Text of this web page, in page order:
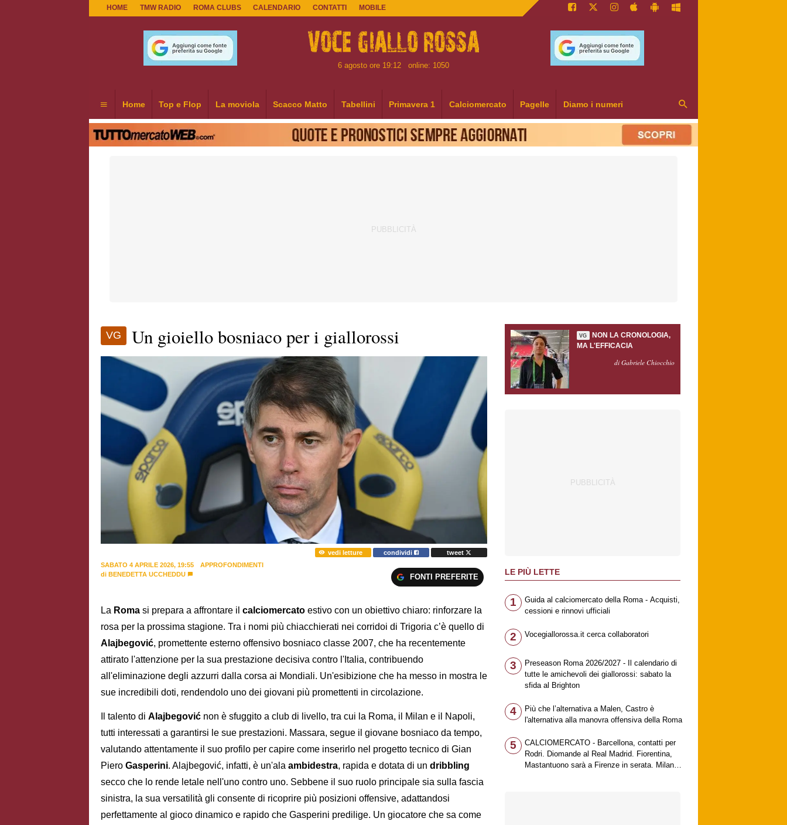
HOME TMW RADIO ROMA CLUBS CALENDARIO CONTATTI MOBILE
6 agosto ore 19:12 online: 1050
Home Top e Flop La moviola Scacco Matto Tabellini Primavera 1 Calciomercato Pagelle Diamo i numeri
VG Un gioiello bosniaco per i giallorossi
vedi letture condividi
tweet
SABATO 4 APRILE 2026, 19:55
APPROFONDIMENTI
di BENEDETTA UCCHEDDU FONTI PREFERITE
La Roma si prepara a affrontare il calciomercato estivo con un obiettivo chiaro: rinforzare la
rosa per la prossima stagione. Tra i nomi più chiacchierati nei corridoi di Trigoria c’è quello di
Alajbegović, promettente esterno offensivo bosniaco classe 2007, che ha recentemente
attirato l'attenzione per la sua prestazione decisiva contro l'Italia, contribuendo
all'eliminazione degli azzurri dalla corsa ai Mondiali. Un'esibizione che ha messo in mostra le
sue incredibili doti, rendendolo uno dei giovani più promettenti in circolazione.
Il talento di Alajbegović non è sfuggito a club di livello, tra cui la Roma, il Milan e il Napoli,
tutti interessati a garantirsi le sue prestazioni. Massara, segue il giovane bosniaco da tempo,
valutando attentamente il suo profilo per capire come inserirlo nel progetto tecnico di Gian
Piero Gasperini. Alajbegović, infatti, è un'ala ambidestra, rapida e dotata di un dribbling
secco che lo rende letale nell'uno contro uno. Sebbene il suo ruolo principale sia sulla fascia
sinistra, la sua versatilità gli consente di ricoprire più posizioni offensive, adattandosi
perfettamente al gioco dinamico e rapido che Gasperini predilige. Un giocatore che sa come
VG
NON LA CRONOLOGIA,
MA L'EFFICACIA
di Gabriele Chiocchio
LE PIÙ LETTE
1
Guida al calciomercato della Roma - Acquisti,
cessioni e rinnovi ufficiali
2 Vocegiallorossa.it cerca collaboratori
3
Preseason Roma 2026/2027 - Il calendario di
tutte le amichevoli dei giallorossi: sabato la
sfida al Brighton
4
Più che l’alternativa a Malen, Castro è
l'alternativa alla manovra offensiva della Roma
5
CALCIOMERCATO - Barcellona, contatti per
Rodri. Diomande al Real Madrid. Fiorentina,
Mastantuono sarà a Firenze in serata. Milan,